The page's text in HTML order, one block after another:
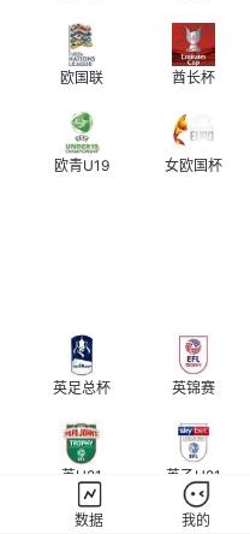
欧国联 酋长杯
欧青U19 女欧国杯
英足总杯 英锦赛
英U21 英乙U21
数据 我的